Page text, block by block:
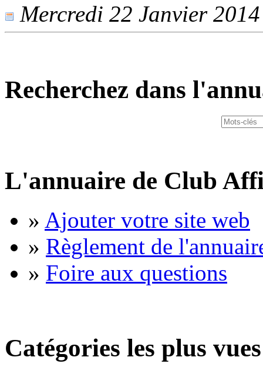
Mercredi 22 Janvier
Recherchez dans
L'annuaire de Club
» Ajouter votre site web
» Règlement de
» Foire aux questions
Catégories les plus vues